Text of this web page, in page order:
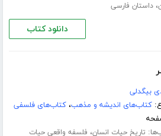
،داستان فارسی
دانلود کتاب
بیگدلی
کتاب‌های اندیشه و مذهب،کتاب‌های فلسفی
تاریخ حیات انسان، فلسفه واقعی حیات